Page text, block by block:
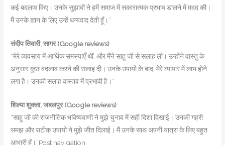
कई बदलाव किए। उनके सुझावों ने हमें समाज में सकारात्मक प्रभाव डालने में मदद की।
मैं उनके ज्ञान के लिए उन्हें धन्यवाद देती हूँ।”
संदीप तिवारी, सागर(Google reviews)
“मेरे व्यवसाय में आर्थिक समस्याएँ थीं, और मैंने साहू जी से सलाह ली। उन्होंने वास्तु के
अनुसार कुछ बदलाव करने की सलाह दी। उनके उपायों के बाद, मेरे व्यापार में लाभ होने
लगा है। उनकी सलाह वास्तव में प्रभावी है।”
शिल्पा शुक्ला, जबलपुर(Google reviews)
“साहू जी की राजनीतिक भविष्यवाणी ने मुझे चुनाव में सही दिशा दिखाई। उनकी गहरी
समझ और सटीक उपायों ने मुझे जीत दिलाई। मैं उनके साथ अपनी यात्रा के लिए बहुत
आभारी हूँ।”Post navigation